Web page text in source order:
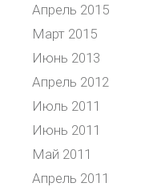
Апрель 2015
Март 2015
Июнь 2013
Апрель 2012
Июль 2011
Июнь 2011
Май 2011
Апрель 2011